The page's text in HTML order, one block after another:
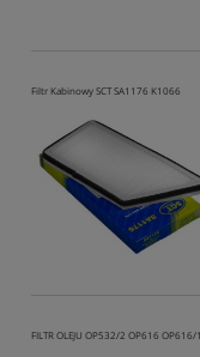
Filtr Kabinowy SCT SA1176 K1066
FILTR OLEJU OP532/2 OP616 OP616/